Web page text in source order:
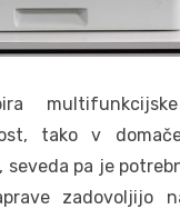
tako v
seveda pa je
zadovoljijo